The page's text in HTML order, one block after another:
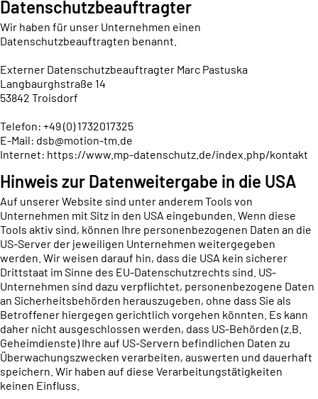
Datenschutzbeauftragter
Wir haben für unser Unternehmen einen
Datenschutzbeauftragten benannt.
Externer Datenschutzbeauftragter Marc Pastuska
Langbaurghstraße 14
53842 Troisdorf
Telefon: +49 (0) 1732017325
E-Mail: dsb@motion-tm.de
Internet: https://www.mp-datenschutz.de/index.php/kontakt
Hinweis zur Datenweitergabe in die USA
Auf unserer Website sind unter anderem Tools von
Unternehmen mit Sitz in den USA eingebunden. Wenn diese
Tools aktiv sind, können Ihre personenbezogenen Daten an die
US-Server der jeweiligen Unternehmen weitergegeben
werden. Wir weisen darauf hin, dass die USA kein sicherer
Drittstaat im Sinne des EU-Datenschutzrechts sind. US-
Unternehmen sind dazu verpflichtet, personenbezogene Daten
an Sicherheitsbehörden herauszugeben, ohne dass Sie als
Betroffener hiergegen gerichtlich vorgehen könnten. Es kann
daher nicht ausgeschlossen werden, dass US-Behörden (z.B.
Geheimdienste) Ihre auf US-Servern befindlichen Daten zu
Überwachungszwecken verarbeiten, auswerten und dauerhaft
speichern. Wir haben auf diese Verarbeitungstätigkeiten
keinen Einfluss.